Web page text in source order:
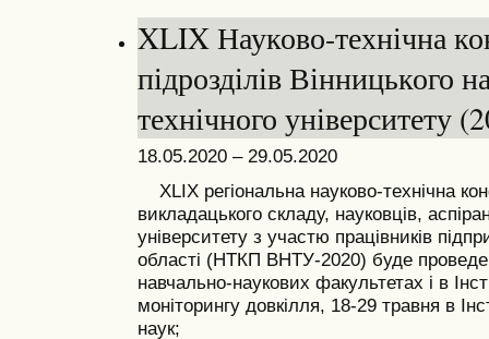
XLIX Науково-технічна
підрозділів Вінницького
технічного університету
18.05.2020 – 29.05.2020
ХLIX регіональна науково-технічна
викладацького складу, науковців,
університету з участю працівників
області (НТКП ВНТУ-2020) буде
навчально-наукових факультетах і в
моніторингу довкілля, 18-29 травня в
наук;